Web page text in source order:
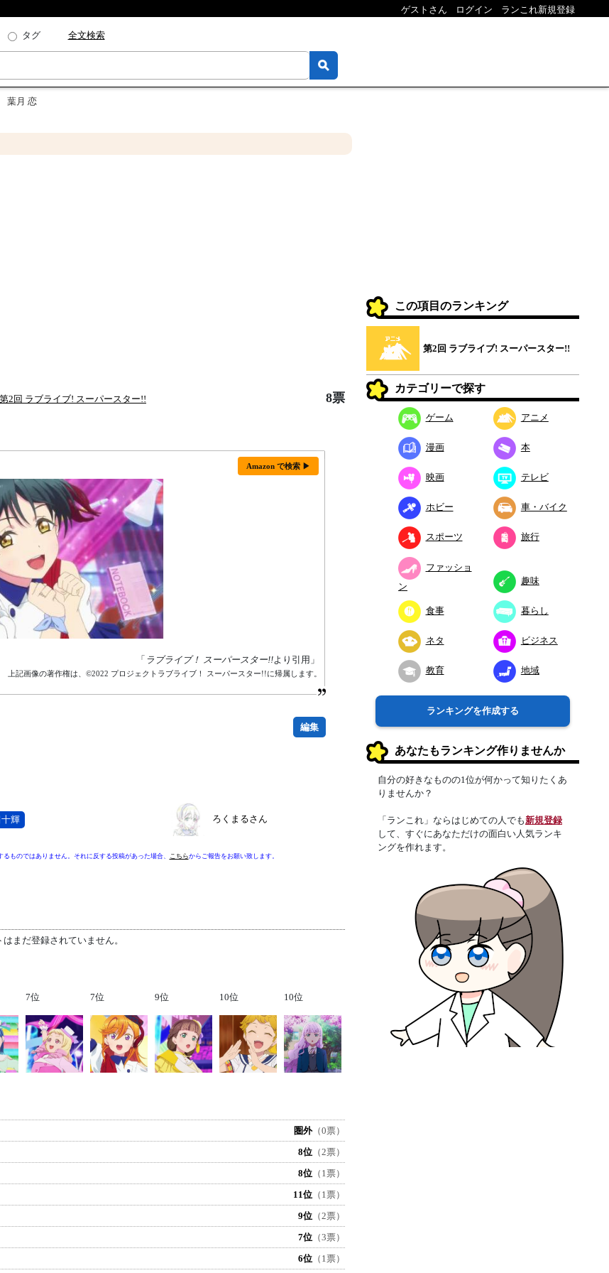
ゲストさん ログイン ランこれ新規登録
タグ 全文検索
葉月 恋
第2回 ラブライブ! スーパースター!! 8票
Amazon で検索 ▶
「 ラブライブ！ スーパースター!!より引用」
上記画像の著作権は、©2022 プロジェクトラブライブ！ スーパースター!!に帰属します。
輝
編集
ろくまるさん
ものではありません。それに反する投稿があった場合、 こちらからご報告をお願い致します。
まだ登録されていません。
7位 7位 9位 10位 10位
圏外（0票）
8位 （2票）
8位 （1票）
11位 （1票）
9位 （2票）
7位 （3票）
6位 （1票）
この項目のランキング
第2回 ラブライブ! スーパースター!!
カテゴリーで探す
ゲーム アニメ
漫画 本
映画 テレビ
ホビー 車・バイク
スポーツ 旅行
ファッショ
ン
趣味
食事 暮らし
ネタ ビジネス
教育 地域
ランキングを作成する
あなたもランキング作りませんか
自分の好きなものの1位が何かって知りたくあ
りませんか？
「ランこれ」ならはじめての人でも新規登録
して、すぐにあなただけの面白い人気ランキ
ングを作れます。